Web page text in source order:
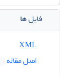
فایل ها
اصل مقاله